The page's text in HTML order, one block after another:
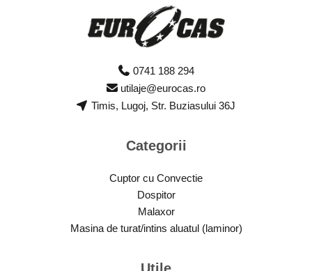
0741 188 294
utilaje@eurocas.ro
Timis, Lugoj, Str. Buziasului 36J
Categorii
Cuptor cu Convectie
Dospitor
Malaxor
Masina de turat/intins aluatul (laminor)